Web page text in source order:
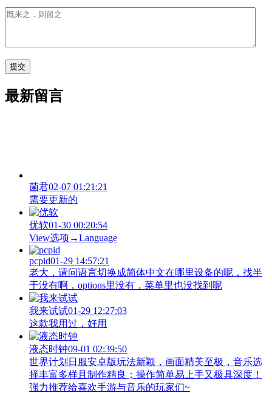
最新留言
菌君02-07 01:21:21
需要更新的
优软01-30 00:20:54
View‌选项→Language
pcpid01-29 14:57:21
老大，请问语言切换成简体中文在哪里设备的呢，找半
于没有啊，options里没有，菜单里也没找到呢
我来试试01-29 12:27:03
这款我用过，好用
液态时钟09-01 02:39:50
世界计划日服安卓版玩法新颖，画面精美至极，音乐选
择丰富多样且制作精良；操作简单易上手又极具深度！
强力推荐给喜欢手游与音乐的玩家们~